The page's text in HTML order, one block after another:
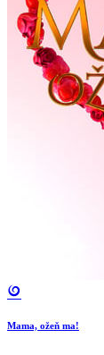
Mama, ožeň ma!